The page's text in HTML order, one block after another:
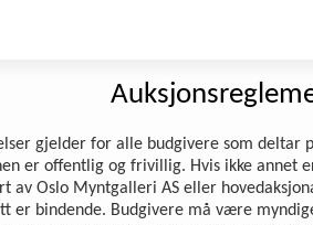
gjelder for alle budgivere som
er offentlig og frivillig. Hvis ikke
av Oslo Myntgalleri AS eller
er bindende. Budgivere må være